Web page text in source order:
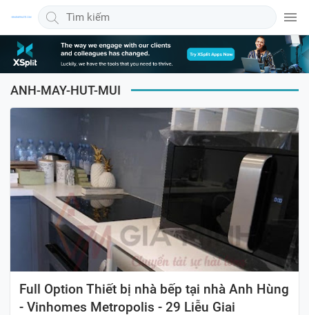
ANH-MAY-HUT-MUI
Full Option Thiết bị nhà bếp tại nhà Anh Hùng
- Vinhomes Metropolis - 29 Liễu Giai